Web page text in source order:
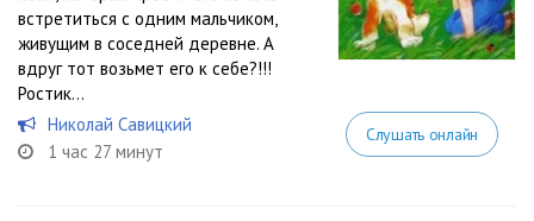
встретиться с одним мальчиком,
живущим в соседней деревне. А
вдруг тот возьмет его к себе?!!!
Ростик...
Николай Савицкий
1 час 27 минут
Слушать онлайн